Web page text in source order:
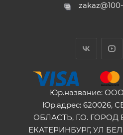
Юр.название: ООО
Юр.адрес: 620026,
ОБЛАСТЬ, Г.О. ГОРОД
ЕКАТЕРИНБУРГ, УЛ